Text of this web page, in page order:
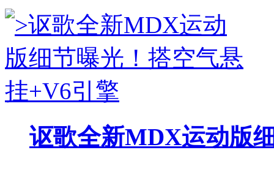
讴歌全新MDX运动版